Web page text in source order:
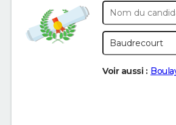
Voir aussi :